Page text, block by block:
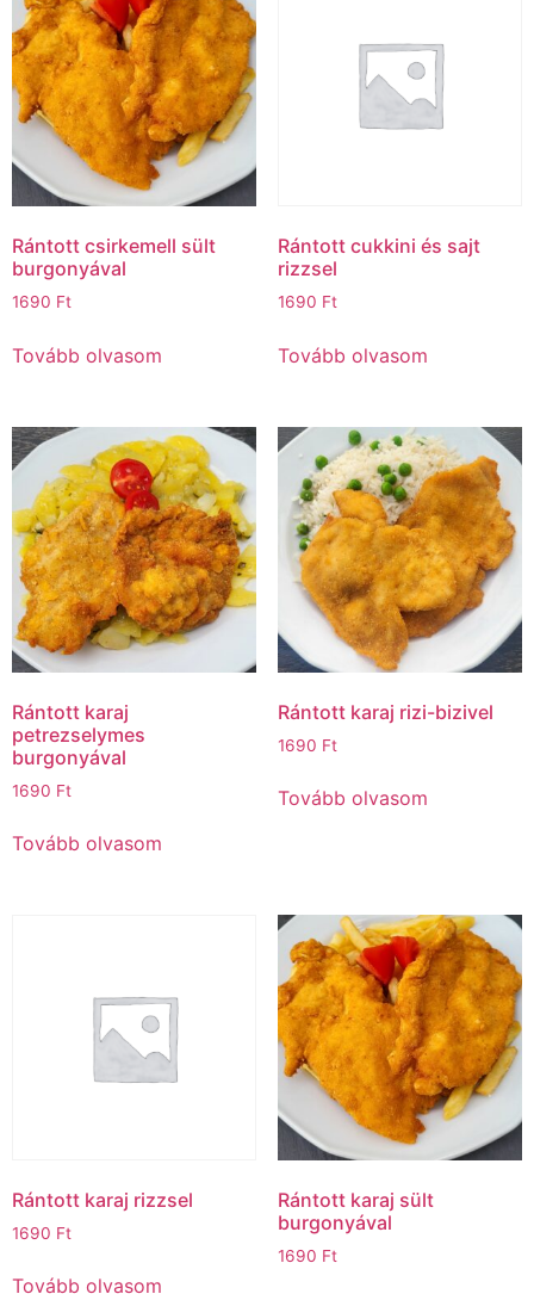
Rántott csirkemell sült
burgonyával
1690 Ft
Tovább olvasom
Rántott cukkini és sajt
rizzsel
1690 Ft
Tovább olvasom
Rántott karaj
petrezselymes
burgonyával
1690 Ft
Tovább olvasom
Rántott karaj rizi-bizivel
1690 Ft
Tovább olvasom
Rántott karaj rizzsel
1690 Ft
Tovább olvasom
Rántott karaj sült
burgonyával
1690 Ft